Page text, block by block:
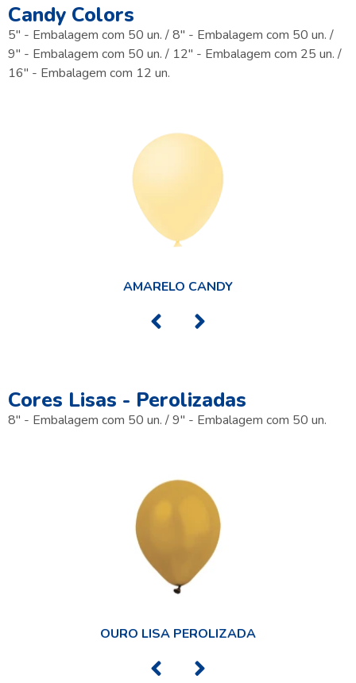
Candy Colors
5" - Embalagem com 50 un. / 8" - Embalagem com 50 un. /
9" - Embalagem com 50 un. / 12" - Embalagem com 25 un. /
16" - Embalagem com 12 un.
AMARELO CANDY
Cores Lisas - Perolizadas
8" - Embalagem com 50 un. / 9" - Embalagem com 50 un.
OURO LISA PEROLIZADA